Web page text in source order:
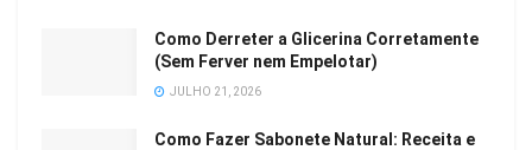
Como Derreter a Glicerina Corretamente
(Sem Ferver nem Empelotar)
JULHO 21, 2026
Como Fazer Sabonete Natural: Receita e